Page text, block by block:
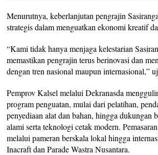
Menurutnya, keberlanjutan pengrajin
strategis dalam menguatkan ekonomi kreatif
“Kami tidak hanya menjaga kelestarian
memastikan pengrajin terus berinovasi dan
dengan tren nasional maupun internasional,”
Pemprov Kalsel melalui Dekranasda
program penguatan, mulai dari pelatihan,
penyediaan alat dan bahan, hingga dukungan
alami serta teknologi cetak modern.
melalui pameran berskala lokal hingga
Inacraft dan Parade Wastra Nusantara.